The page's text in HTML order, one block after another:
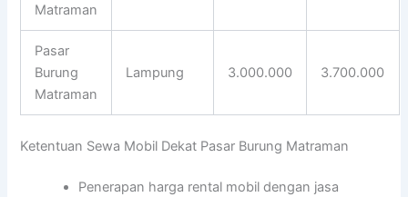
Matraman
Pasar
Burung
Matraman
Lampung 3.000.000 3.700.000
Ketentuan Sewa Mobil Dekat Pasar Burung Matraman
Penerapan harga rental mobil dengan jasa